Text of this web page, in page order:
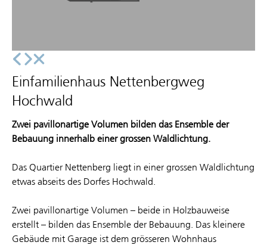
Einfamilienhaus Nettenbergweg
Hochwald
Zwei pavillonartige Volumen bilden das Ensemble der
Bebauung innerhalb einer grossen Waldlichtung.
Das Quartier Nettenberg liegt in einer grossen Waldlichtung
etwas abseits des Dorfes Hochwald.
Zwei pavillonartige Volumen – beide in Holzbauweise
erstellt – bilden das Ensemble der Bebauung. Das kleinere
Gebäude mit Garage ist dem grösseren Wohnhaus